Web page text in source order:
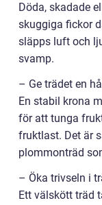
Döda, skadade
skuggiga fickor
släpps luft och
svamp.
– Ge trädet en
En stabil krona
för att tunga
fruktlast. Det är
plommonträd
– Öka trivseln i
Ett välskött träd